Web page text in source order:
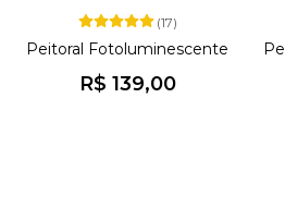
(17)
Peitoral Fotoluminescente
R$ 139,00